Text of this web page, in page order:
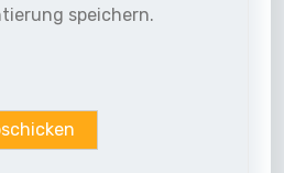
speichern.